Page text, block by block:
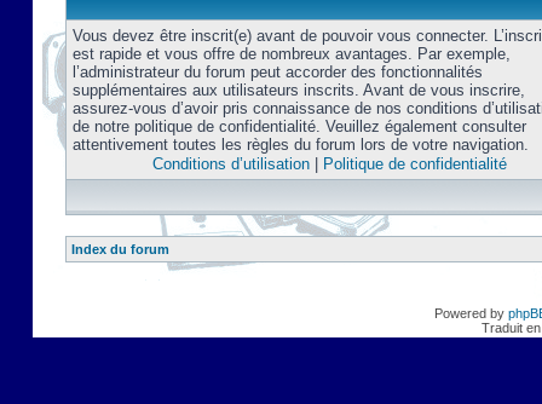
Vous devez être inscrit(e) avant de pouvoir vous connecter.
est rapide et vous offre de nombreux avantages. Par exemple,
l’administrateur du forum peut accorder des fonctionnalités
supplémentaires aux utilisateurs inscrits. Avant de vous inscrire,
assurez-vous d’avoir pris connaissance de nos conditions
de notre politique de confidentialité. Veuillez également consulter
attentivement toutes les règles du forum lors de votre navigation.
Conditions d’utilisation| Politique de confidentialité
Index du forum
Powered by
Traduit